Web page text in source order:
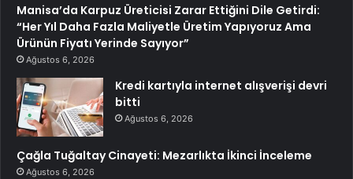
Manisa’da Karpuz Üreticisi Zarar Ettiğini Dile Getirdi:
“Her Yıl Daha Fazla Maliyetle Üretim Yapıyoruz Ama
Ürünün Fiyatı Yerinde Sayıyor”
Ağustos 6, 2026
Kredi kartıyla internet alışverişi devri
bitti
Ağustos 6, 2026
Çağla Tuğaltay Cinayeti: Mezarlıkta İkinci İnceleme
Ağustos 6, 2026